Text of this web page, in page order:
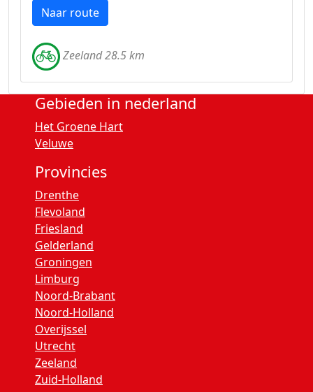
Naar route
Zeeland 28.5 km
Gebieden in nederland
Het Groene Hart
Veluwe
Provincies
Drenthe
Flevoland
Friesland
Gelderland
Groningen
Limburg
Noord-Brabant
Noord-Holland
Overijssel
Utrecht
Zeeland
Zuid-Holland